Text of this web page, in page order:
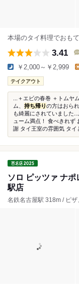
本場のタイ料理でおもて
3.41
￥2,000～￥2,999
テイクアウト
...＋エビの春巻 ＋トムヤ
ム、 持ち帰りの方はおら
も綺麗にされていました
ューム満点！ 食べきれず
謝 タイ王室の雰囲気 タイ
ソロ ピッツァ ナ
駅店
名鉄名古屋駅 318m / ピ